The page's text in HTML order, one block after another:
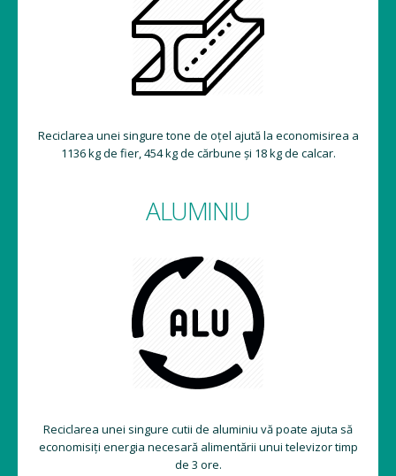
Reciclarea unei singure tone de oțel ajută la economisirea a
1136 kg de fier, 454 kg de cărbune și 18 kg de calcar.
ALUMINIU
Reciclarea unei singure cutii de aluminiu vă poate ajuta să
economisiți energia necesară alimentării unui televizor timp
de 3 ore.